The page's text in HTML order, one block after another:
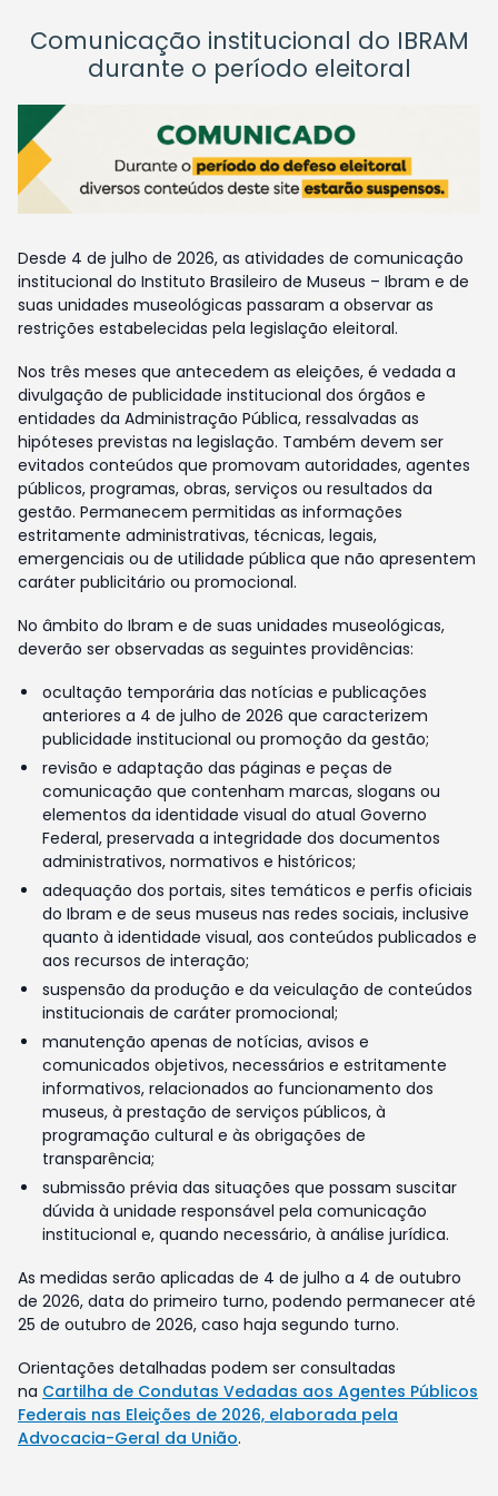
Comunicação institucional do IBRAM
durante o período eleitoral
Desde 4 de julho de 2026, as atividades de comunicação
institucional do Instituto Brasileiro de Museus – Ibram e de
suas unidades museológicas passaram a observar as
restrições estabelecidas pela legislação eleitoral.
Nos três meses que antecedem as eleições, é vedada a
divulgação de publicidade institucional dos órgãos e
entidades da Administração Pública, ressalvadas as
hipóteses previstas na legislação. Também devem ser
evitados conteúdos que promovam autoridades, agentes
públicos, programas, obras, serviços ou resultados da
gestão. Permanecem permitidas as informações
estritamente administrativas, técnicas, legais,
emergenciais ou de utilidade pública que não apresentem
caráter publicitário ou promocional.
No âmbito do Ibram e de suas unidades museológicas,
deverão ser observadas as seguintes providências:
ocultação temporária das notícias e publicações
anteriores a 4 de julho de 2026 que caracterizem
publicidade institucional ou promoção da gestão;
revisão e adaptação das páginas e peças de
comunicação que contenham marcas, slogans ou
elementos da identidade visual do atual Governo
Federal, preservada a integridade dos documentos
administrativos, normativos e históricos;
adequação dos portais, sites temáticos e perfis oficiais
do Ibram e de seus museus nas redes sociais, inclusive
quanto à identidade visual, aos conteúdos publicados e
aos recursos de interação;
suspensão da produção e da veiculação de conteúdos
institucionais de caráter promocional;
manutenção apenas de notícias, avisos e
comunicados objetivos, necessários e estritamente
informativos, relacionados ao funcionamento dos
museus, à prestação de serviços públicos, à
programação cultural e às obrigações de
transparência;
submissão prévia das situações que possam suscitar
dúvida à unidade responsável pela comunicação
institucional e, quando necessário, à análise jurídica.
As medidas serão aplicadas de 4 de julho a 4 de outubro
de 2026, data do primeiro turno, podendo permanecer até
25 de outubro de 2026, caso haja segundo turno.
Orientações detalhadas podem ser consultadas
na Cartilha de Condutas Vedadas aos Agentes Públicos
Federais nas Eleições de 2026, elaborada pela
Advocacia-Geral da União.